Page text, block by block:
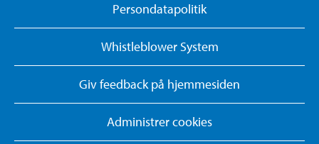
Persondatapolitik
Whistleblower System
Giv feedback på hjemmesiden
Administrer cookies